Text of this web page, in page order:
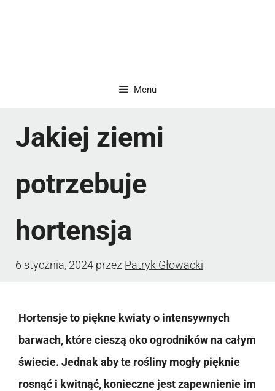
Menu
Jakiej ziemi
potrzebuje
hortensja
6 stycznia, 2024 przez Patryk Głowacki
Hortensje to piękne kwiaty o intensywnych
barwach, które cieszą oko ogrodników na całym
świecie. Jednak aby te rośliny mogły pięknie
rosnąć i kwitnąć, konieczne jest zapewnienie im